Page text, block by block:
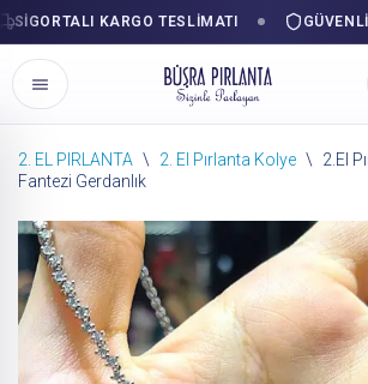
KARGO TESLIMATI GÜVENLI
İçeriğe
2. EL PIRLANTA \ 2. El Pırlanta Kolye \
2.El
Fantezi Gerdanlık